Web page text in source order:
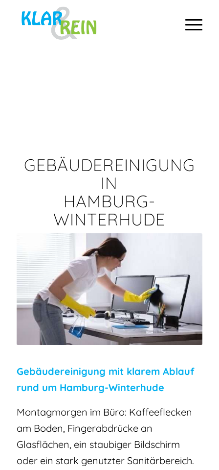
GEBÄUDEREINIGUNG
IN
HAMBURG-
WINTERHUDE
Gebäudereinigung mit klarem Ablauf
rund um Hamburg-Winterhude
Montagmorgen im Büro: Kaffeeflecken
am Boden, Fingerabdrücke an
Glasflächen, ein staubiger Bildschirm
oder ein stark genutzter Sanitärbereich.